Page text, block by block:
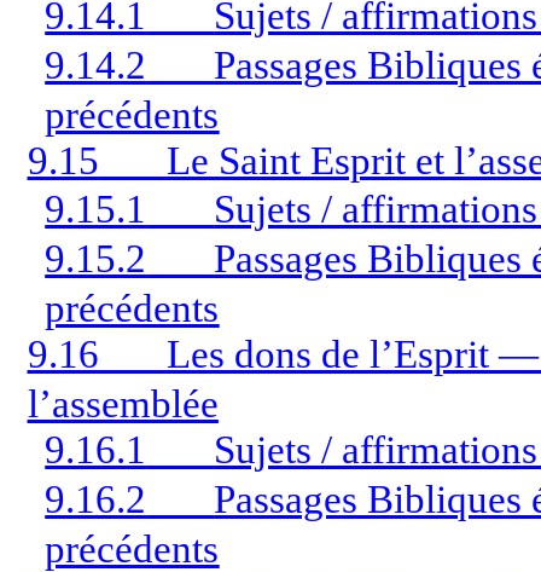
9.14.1
Sujets /
9.14.2
Passages
précédents
9.15
Le Saint Esprit et
9.15.1
Sujets /
9.15.2
Passages
précédents
9.16
Les dons de l’Esprit
l’assemblée
9.16.1
Sujets /
9.16.2
Passages
précédents